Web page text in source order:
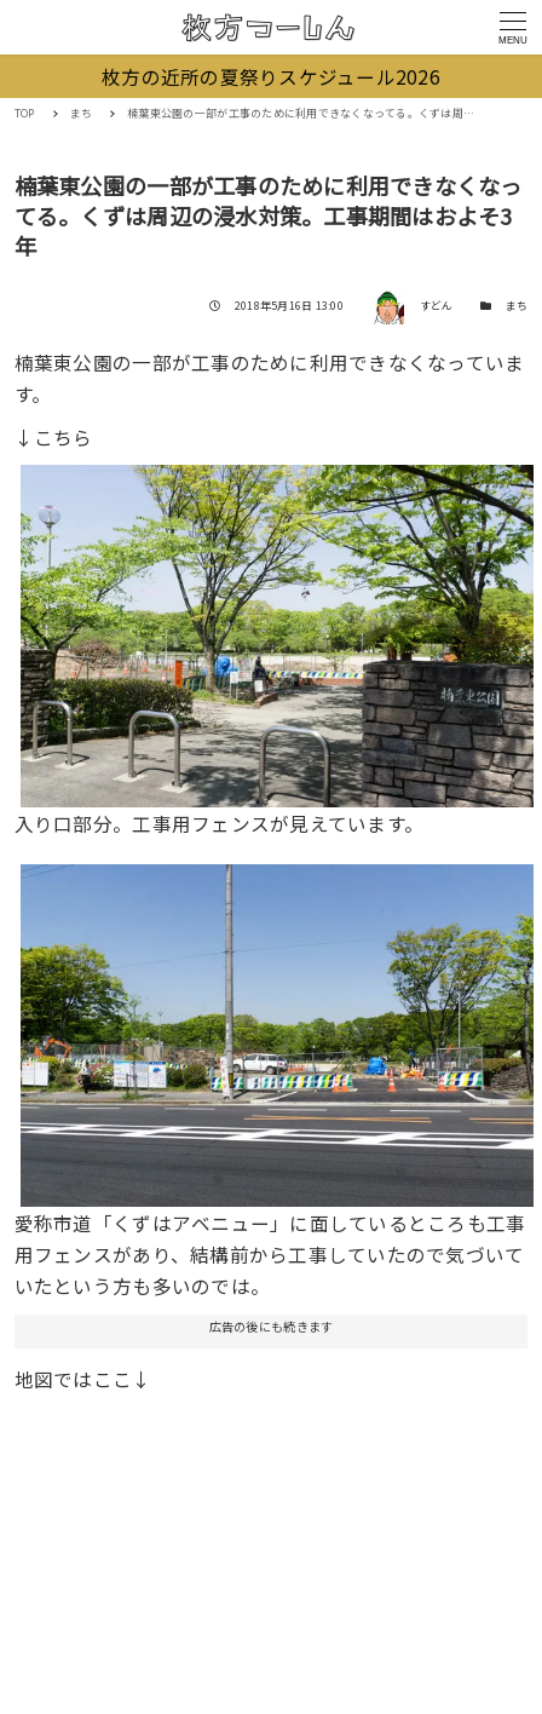
MENU
枚方の近所の夏祭りスケジュール2026
TOP まち 楠葉東公園の一部が工事のために利用できなくなってる。くずは周辺の浸水対策。工事期間はおよそ3年
楠葉東公園の一部が工事のために利用できなくなっ
てる。くずは周辺の浸水対策。工事期間はおよそ3
年
投稿日
2018年5月16日 13:00 著者 すどん カテゴリー
まち
楠葉東公園の一部が工事のために利用できなくなっていま
す。
↓こちら
入り口部分。工事用フェンスが見えています。
愛称市道「くずはアベニュー」に面しているところも工事
用フェンスがあり、結構前から工事していたので気づいて
いたという方も多いのでは。
広告の後にも続きます
地図ではここ↓